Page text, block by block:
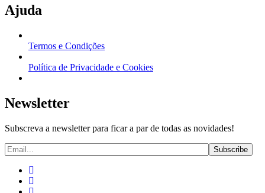
Ajuda
Termos e Condições
Política de Privacidade e Cookies
Newsletter
Subscreva a newsletter para ficar a par de todas as novidades!